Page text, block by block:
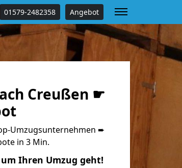
01579-2482358 Angebot
Creußen ☛
Umzugsunternehmen ➨
in 3 Min.
Ihren Umzug geht!